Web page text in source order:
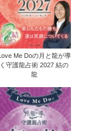
Love Me Doの月と龍が導
く守護龍占術 2027 結の
龍